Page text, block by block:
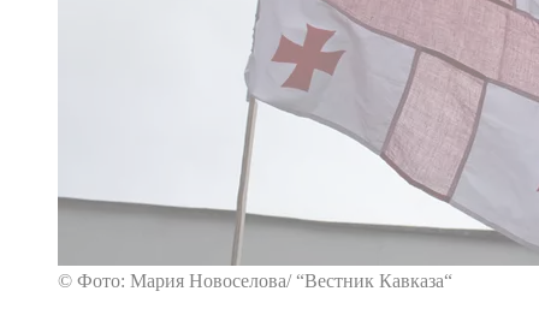
© Фото: Мария Новоселова/ “Вестник Кавказа“